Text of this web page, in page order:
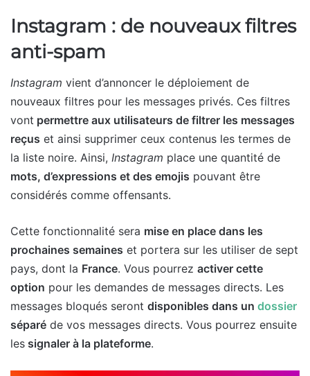
Instagram : de nouveaux filtres
anti-spam
Instagram vient d’annoncer le déploiement de
nouveaux filtres pour les messages privés. Ces filtres
vont permettre aux utilisateurs de filtrer les messages
reçus et ainsi supprimer ceux contenus les termes de
la liste noire. Ainsi, Instagram place une quantité de
mots, d’expressions et des emojis pouvant être
considérés comme offensants.
Cette fonctionnalité sera mise en place dans les
prochaines semaines et portera sur les utiliser de sept
pays, dont la France. Vous pourrez activer cette
option pour les demandes de messages directs. Les
messages bloqués seront disponibles dans un dossier
séparé de vos messages directs. Vous pourrez ensuite
les signaler à la plateforme.